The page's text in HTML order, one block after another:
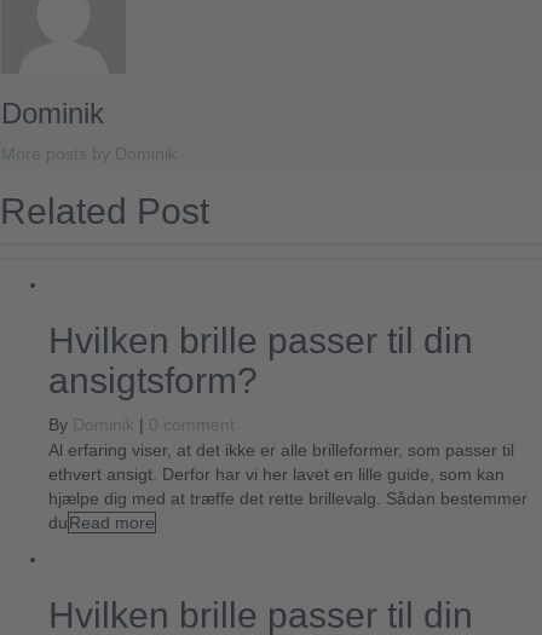
Dominik
More posts by Dominik
Related Post
Hvilken brille passer til din
ansigtsform?
By Dominik | 0 comment
Al erfaring viser, at det ikke er alle brilleformer, som passer til
ethvert ansigt. Derfor har vi her lavet en lille guide, som kan
hjælpe dig med at træffe det rette brillevalg. Sådan bestemmer
duRead more
Hvilken brille passer til din